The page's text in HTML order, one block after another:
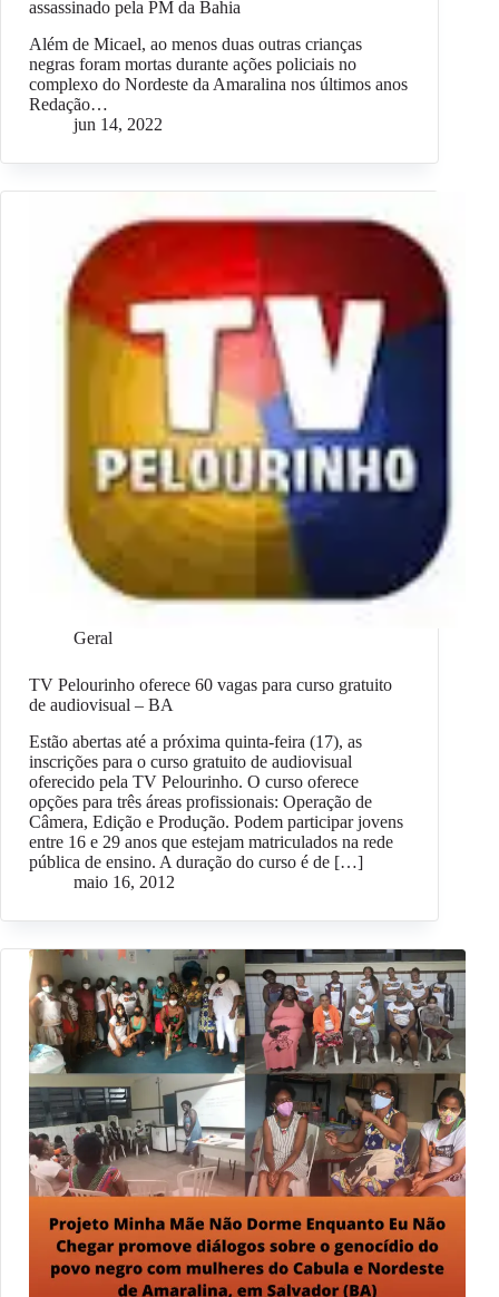
assassinado pela PM da Bahia
Além de Micael, ao menos duas outras crianças
negras foram mortas durante ações policiais no
complexo do Nordeste da Amaralina nos últimos anos
Redação…
jun 14, 2022
Geral
TV Pelourinho oferece 60 vagas para curso gratuito
de audiovisual – BA
Estão abertas até a próxima quinta-feira (17), as
inscrições para o curso gratuito de audiovisual
oferecido pela TV Pelourinho. O curso oferece
opções para três áreas profissionais: Operação de
Câmera, Edição e Produção. Podem participar jovens
entre 16 e 29 anos que estejam matriculados na rede
pública de ensino. A duração do curso é de […]
maio 16, 2012